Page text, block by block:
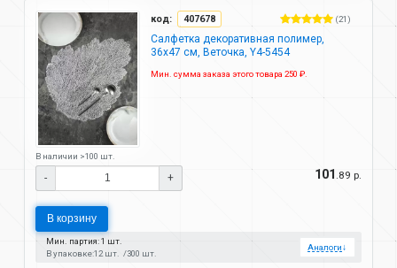
код: 407678 (21)
Салфетка декоративная полимер,
36х47 см, Веточка, Y4-5454
Мин. сумма заказа этого товара 250 ₽.
В наличии >100 шт.
- + 101 .89 р.
В корзину
Мин. партия: 1 шт.
В упаковке:12 шт. 300 шт.
Аналоги↓